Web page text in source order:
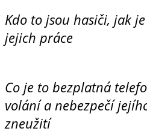
Kdo to jsou hasiči, jak
jejich práce
Co je to bezplatná
volání a nebezpečí